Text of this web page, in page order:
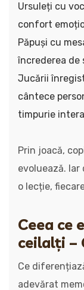
Ursuleți cu
confort
Păpuși cu
încrederea de
Jucării
cântece
timpurie
Prin joacă,
evoluează.
o lecție,
Ceea ce
ceilalți –
Ce
adevărat